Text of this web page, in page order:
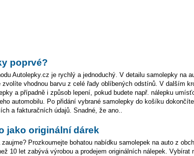
poprvé?
Autolepky.cz je rychlý a jednoduchý. V detailu samolepky na
vhodnou barvu z celé řady oblíbených odstínů. V dalším
a případně i způsob lepení, pokud budete např. nálepku
automobilu. Po přidání vybrané samolepky do košíku dokončíte
a fakturačních údajů. Snadné, že ano..
jako originální dárek
Prozkoumejte bohatou nabídku samolepek na auto z
10 let zabývá výrobou a prodejem originálních nálepek. Vybírat